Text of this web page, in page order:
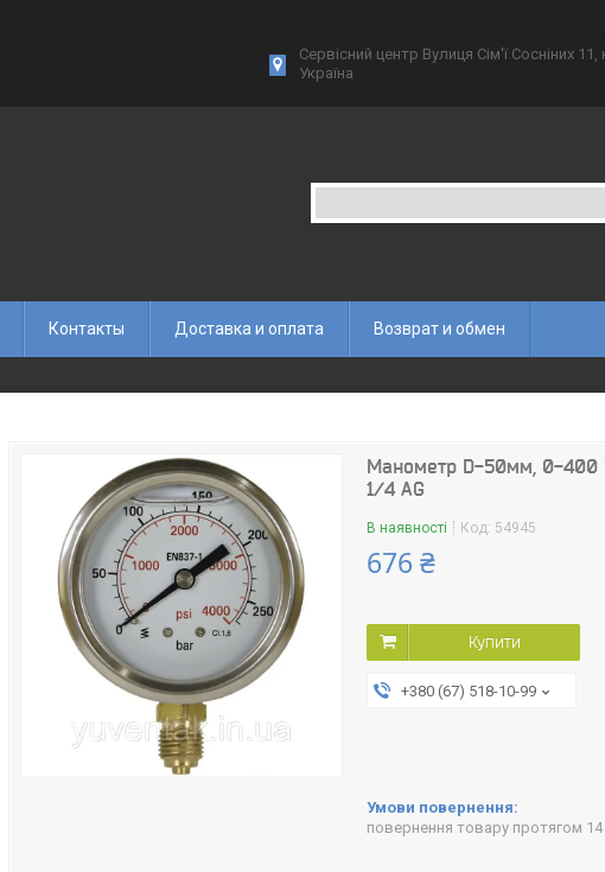
Сервісний центр Вулиця Сім'ї Сосніних
Україна
Контакты Доставка и оплата Возврат и обмен
Манометр D-50мм, 0-400
1/4 AG
В наявності Код: 54945
676 ₴
Купити
+380 (67) 518-10-99
повернення товару протягом